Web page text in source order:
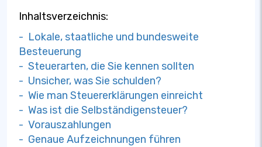
Inhaltsverzeichnis:
- Lokale, staatliche und bundesweite
Besteuerung
- Steuerarten, die Sie kennen sollten
- Unsicher, was Sie schulden?
- Wie man Steuererklärungen einreicht
- Was ist die Selbständigensteuer?
- Vorauszahlungen
- Genaue Aufzeichnungen führen